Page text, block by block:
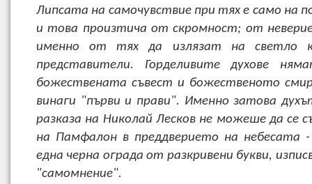
Липсата на самочувствие при тях е само на
и това произтича от скромност; от
именно от тях да излязат на светло
представители. Горделивите духове
божествената съвест и божественото
винаги "първи и прави". Именно затова
разказа на Николай Лесков не можеше да се
на Памфалон в преддверието на небесата
една черна ограда от разкривени букви,
"самомнение".